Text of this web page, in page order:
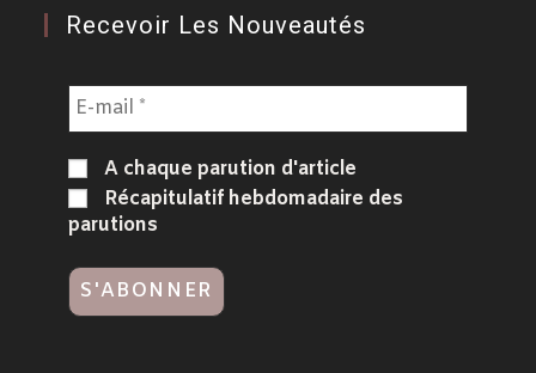
Recevoir Les Nouveautés
A chaque parution d'article
Récapitulatif hebdomadaire des
parutions